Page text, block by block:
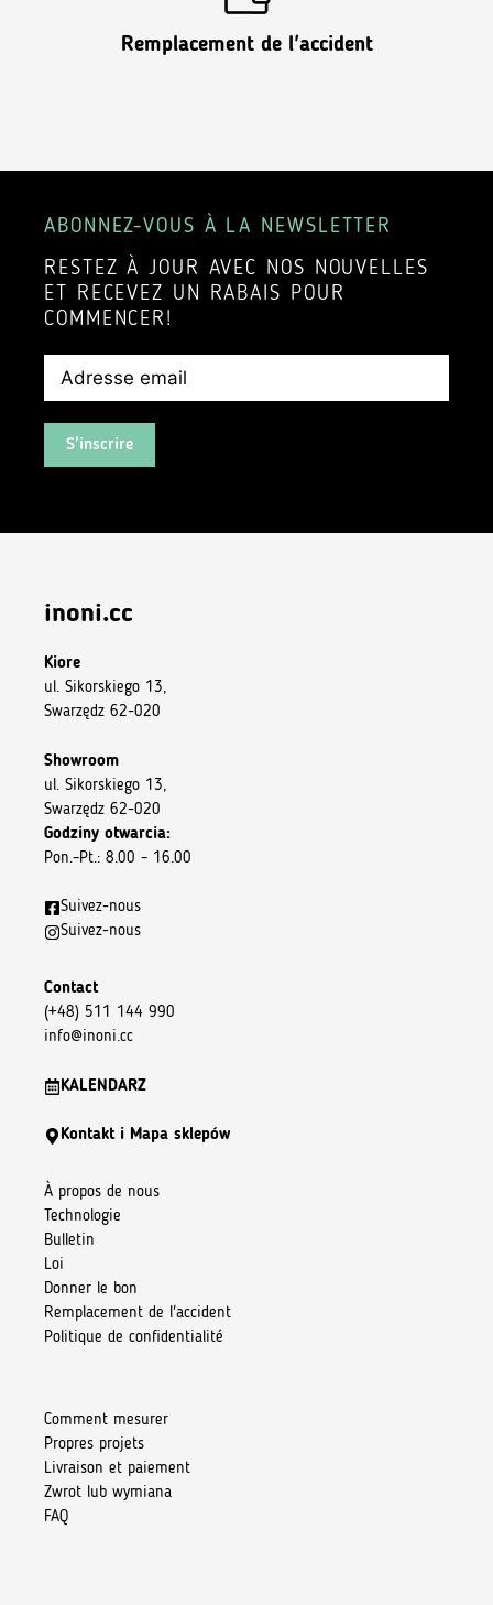
Remplacement de l'accident
ABONNEZ-VOUS À LA NEWSLETTER
RESTEZ À JOUR AVEC NOS NOUVELLES
ET RECEVEZ UN RABAIS POUR
COMMENCER!
S'inscrire
inoni.cc
Kiore
ul. Sikorskiego 13,
Swarzędz 62-020
Showroom
ul. Sikorskiego 13,
Swarzędz 62-020
Godziny otwarcia:
Pon.–Pt.: 8.00 – 16.00
Suivez-nous
Suivez-nous
Contact
(+48) 511 144 990
info@inoni.cc
KALENDARZ
Kontakt i Mapa sklepów
À propos de nous
Technologie
Bulletin
Loi
Donner le bon
Remplacement de l'accident
Politique de confidentialité
Comment mesurer
Propres projets
Livraison et paiement
Zwrot lub wymiana
FAQ